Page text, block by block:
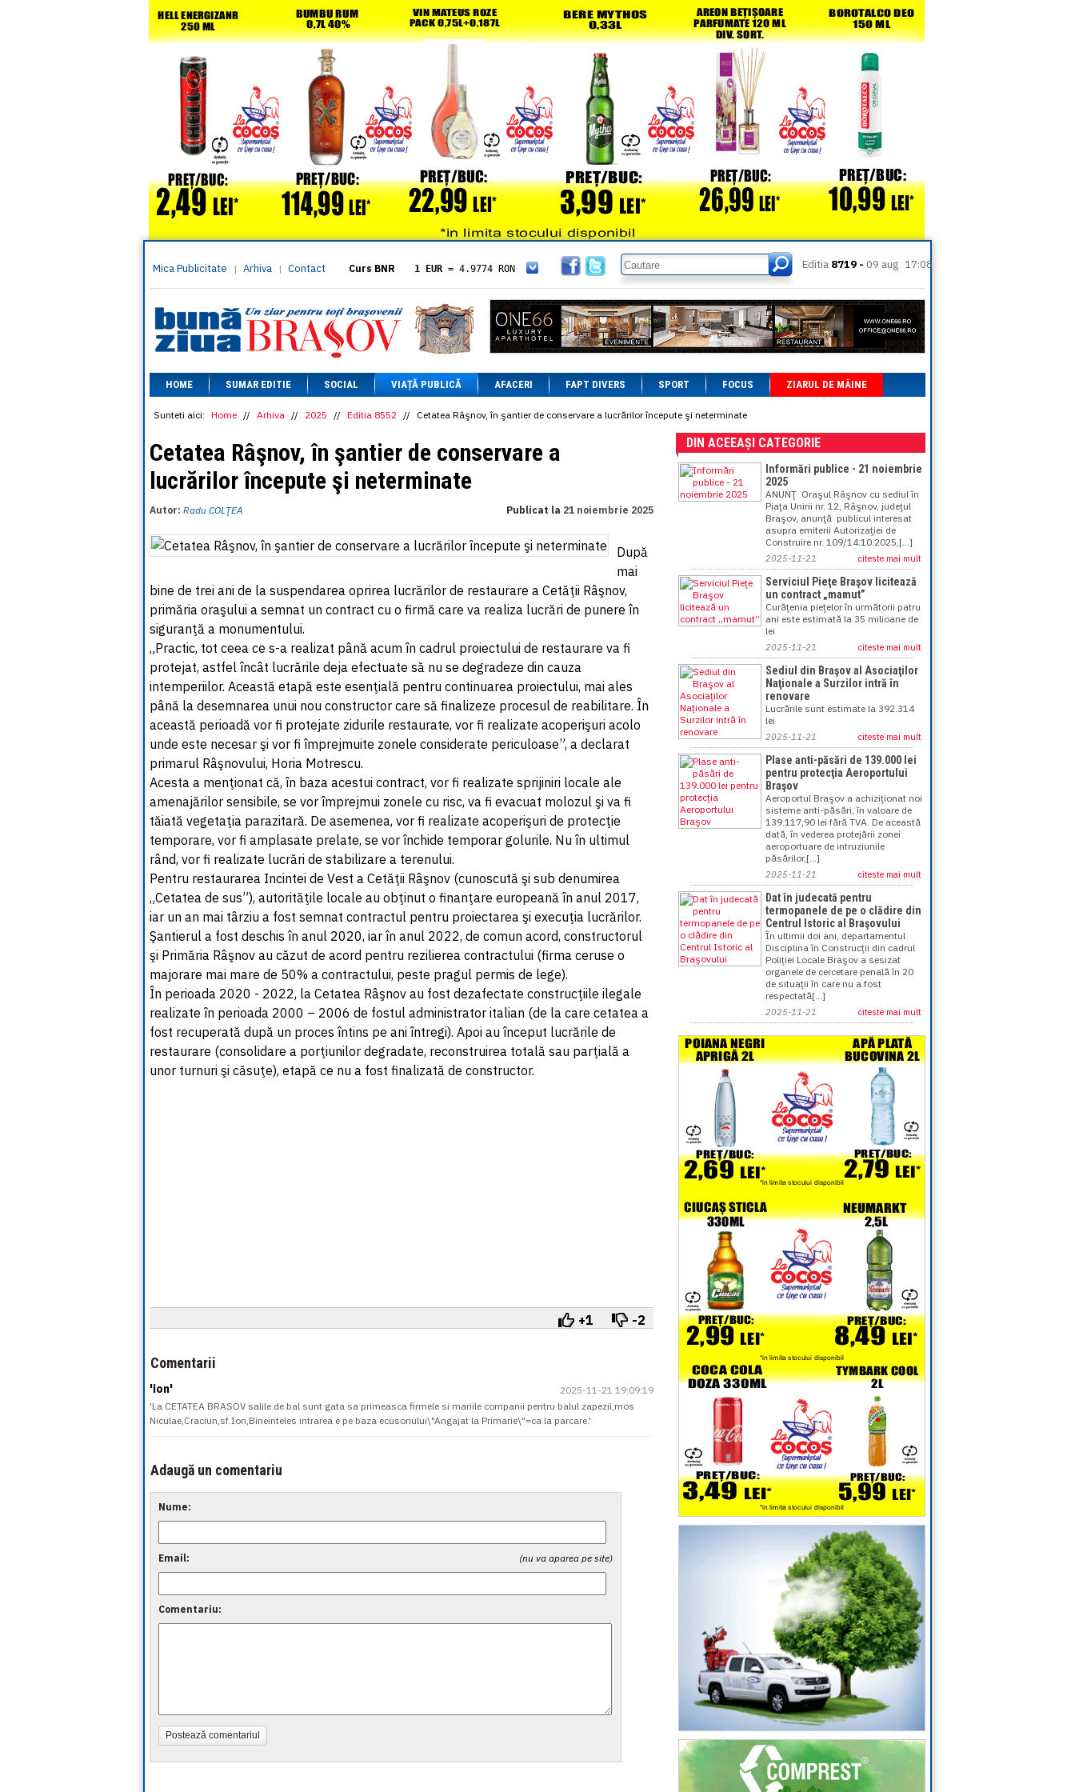
Mica Publicitate | Arhiva | Contact Curs BNR 1 EUR = 4.9774 RON
= 5.8304 RON
1 XAU= 464.4611 RON
1 AED= 1.1933 RON
1 AUD= 2.7957 RON
1 BGN= 2.5449 RON
1 CAD= 3.1559 RON
1 CHF= 5.2813 RON
1 CNY= 0.6015 RON
1 DKK
1 EGP= 0.0860 RON
1 HUF
= 1.2223 RON
1 INR= 0.0513 RON
= 0.3047 RON
1 MXN = 0.2227 RON
1 NOK= 0.4191 RON
1 PLN = 1.1646 RON
1 RUB= 0.0530 RON
1 TRY= 0.1141 RON
= 0.1048 RON
1 XDR = 5.9383 RON
1 ZAR = 0.2318 RON
Editia 8719 - 09 aug 17:08
HOME SUMAR EDITIE SOCIAL VIAȚĂ PUBLICĂ AFACERI FAPT DIVERS SPORT FOCUS ZIARUL DE MÂINE
Sunteti aici: Home // Arhiva // 2025 // Editia 8552 // Cetatea Râşnov, în şantier de conservare a lucrărilor începute şi neterminate
Cetatea Râşnov, în şantier de conservare a
lucrărilor începute şi neterminate
Autor: Radu COLŢEA Publicat la 21 noiembrie 2025
După
mai
bine de trei ani de la suspendarea oprirea lucrărilor de restaurare a Cetăţii Râşnov,
primăria oraşului a semnat un contract cu o firmă care va realiza lucrări de punere în
siguranţă a monumentului.
„Practic, tot ceea ce s-a realizat până acum în cadrul proiectului de restaurare va fi
protejat, astfel încât lucrările deja efectuate să nu se degradeze din cauza
intemperiilor. Această etapă este esenţială pentru continuarea proiectului, mai ales
până la desemnarea unui nou constructor care să finalizeze procesul de reabilitare. În
această perioadă vor fi protejate zidurile restaurate, vor fi realizate acoperişuri acolo
unde este necesar şi vor fi împrejmuite zonele considerate periculoase”, a declarat
primarul Râşnovului, Horia Motrescu.
Acesta a menţionat că, în baza acestui contract, vor fi realizate sprijiniri locale ale
amenajărilor sensibile, se vor împrejmui zonele cu risc, va fi evacuat molozul şi va fi
tăiată vegetaţia parazitară. De asemenea, vor fi realizate acoperişuri de protecţie
temporare, vor fi amplasate prelate, se vor închide temporar golurile. Nu în ultimul
rând, vor fi realizate lucrări de stabilizare a terenului.
Pentru restaurarea Incintei de Vest a Cetăţii Râşnov (cunoscută şi sub denumirea
„Cetatea de sus”), autorităţile locale au obţinut o finanţare europeană în anul 2017,
iar un an mai târziu a fost semnat contractul pentru proiectarea şi execuţia lucrărilor.
Şantierul a fost deschis în anul 2020, iar în anul 2022, de comun acord, constructorul
şi Primăria Râşnov au căzut de acord pentru rezilierea contractului (firma ceruse o
majorare mai mare de 50% a contractului, peste pragul permis de lege).
În perioada 2020 - 2022, la Cetatea Râşnov au fost dezafectate construcţiile ilegale
realizate în perioada 2000 – 2006 de fostul administrator italian (de la care cetatea a
fost recuperată după un proces întins pe ani întregi). Apoi au început lucrările de
restaurare (consolidare a porţiunilor degradate, reconstruirea totală sau parţială a
unor turnuri şi căsuţe), etapă ce nu a fost finalizată de constructor.
+1 -2
Comentarii
'ion'
2025-11-21 19:09:19
'La CETATEA BRASOV salile de bal sunt gata sa primeasca firmele si mariile companii pentru balul zapezii,mos
Niculae,Craciun,sf.Ion,Bineinteles intrarea e pe baza ecusonului\"Angajat la Primarie\"=ca la parcare.'
Adaugă un comentariu
Nume:
(nu va aparea pe site)
Email:
Comentariu:
Postează comentariul
DIN ACEEAȘI CATEGORIE
Informări publice - 21 noiembrie
2025
ANUNŢ Oraşul Râşnov cu sediul în
Piaţa Unirii nr. 12, Râşnov, judeţul
Braşov, anunţă publicul interesat
asupra emiterii Autorizaţiei de
Construire nr. 109/14.10.2025,[...]
2025-11-21 citeste mai mult
Serviciul Pieţe Braşov licitează
un contract „mamut”
Curăţenia pieţelor în următorii patru
ani este estimată la 35 milioane de
lei
2025-11-21 citeste mai mult
Sediul din Braşov al Asociaţilor
Naţionale a Surzilor intră în
renovare
Lucrările sunt estimate la 392.314
lei
2025-11-21 citeste mai mult
Plase anti-păsări de 139.000 lei
pentru protecţia Aeroportului
Braşov
Aeroportul Braşov a achiziţionat noi
sisteme anti-păsări, în valoare de
139.117,90 lei fără TVA. De această
dată, în vederea protejării zonei
aeroportuare de intruziunile
păsărilor,[...]
2025-11-21 citeste mai mult
Dat în judecată pentru
termopanele de pe o clădire din
Centrul Istoric al Braşovului
În ultimii doi ani, departamentul
Disciplina în Construcţii din cadrul
Poliţiei Locale Braşov a sesizat
organele de cercetare penală în 20
de situaţii în care nu a fost
respectată[...]
2025-11-21 citeste mai mult